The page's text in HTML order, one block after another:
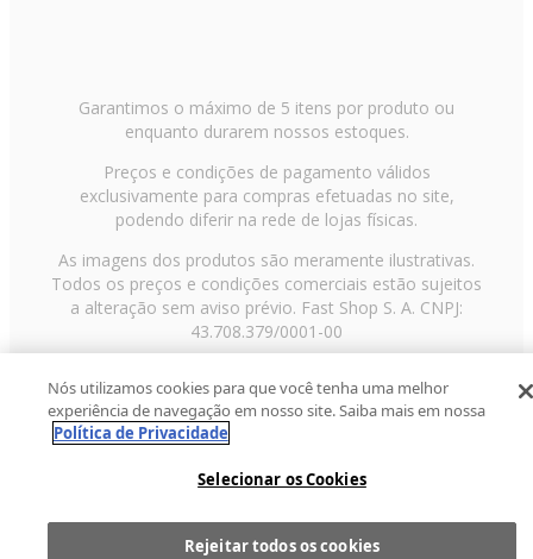
Garantimos o máximo de 5 itens por produto ou
enquanto durarem nossos estoques.
Preços e condições de pagamento válidos
exclusivamente para compras efetuadas no site,
podendo diferir na rede de lojas físicas.
As imagens dos produtos são meramente ilustrativas.
Todos os preços e condições comerciais estão sujeitos
a alteração sem aviso prévio. Fast Shop S. A. CNPJ:
43.708.379/0001-00
Paulo/SP, CEP 02029-001, Telefone: 11 3003-3728 ©
2013 Fast Shop - Todos os direitos reservadosRF
Nós utilizamos cookies para que você tenha uma melhor
experiência de navegação em nosso site. Saiba mais em nossa
Política de Privacidade
Selecionar os Cookies
Rejeitar todos os cookies